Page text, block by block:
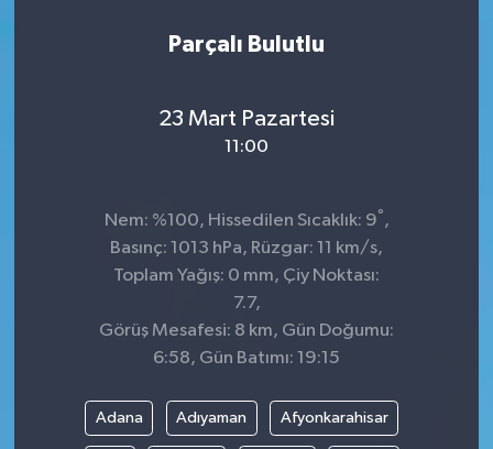
Parçalı Bulutlu
23 Mart Pazartesi
11:00
Nem: %100, Hissedilen Sıcaklık: 9° ,
Basınç: 1013 hPa, Rüzgar: 11 km/s,
Toplam Yağış: 0 mm, Çiy Noktası:
7.7,
Görüş Mesafesi: 8 km, Gün Doğumu:
6:58, Gün Batımı: 19:15
Adana Adıyaman Afyonkarahisar